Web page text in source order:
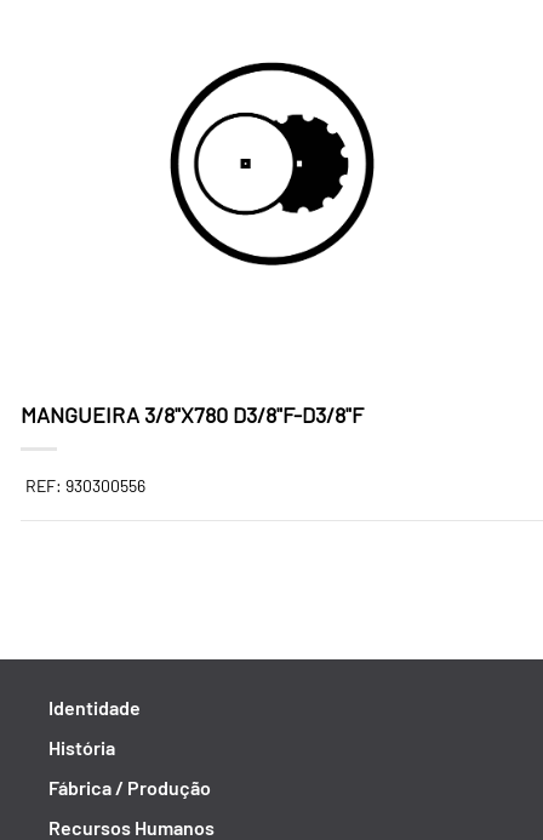
MANGUEIRA 3/8"X780 D3/8"F-D3/8"F
REF: 930300556
Identidade
História
Fábrica / Produção
Recursos Humanos